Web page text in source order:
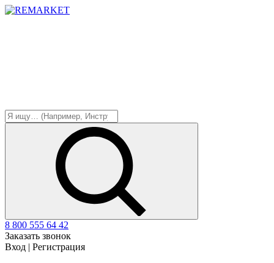
8 800 555 64 42
Заказать звонок
Вход | Регистрация